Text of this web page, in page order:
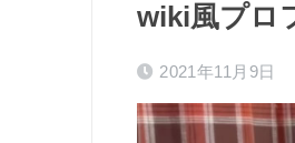
wiki風プロ
2021年11月9日